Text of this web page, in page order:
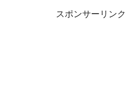
スポンサーリンク